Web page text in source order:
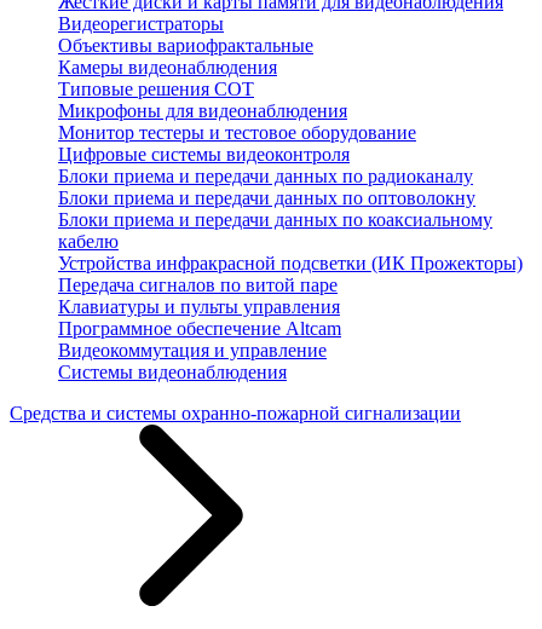
Видеорегистраторы
Объективы вариофрактальные
Камеры видеонаблюдения
Типовые решения СОТ
Микрофоны для видеонаблюдения
Монитор тестеры и тестовое оборудование
Цифровые системы видеоконтроля
Блоки приема и передачи данных по радиоканалу
Блоки приема и передачи данных по оптоволокну
Блоки приема и передачи данных по коаксиальному
кабелю
Устройства инфракрасной подсветки (ИК Прожекторы)
Передача сигналов по витой паре
Клавиатуры и пульты управления
Программное обеспечение Altcam
Видеокоммутация и управление
Системы видеонаблюдения
Средства и системы охранно-пожарной сигнализации